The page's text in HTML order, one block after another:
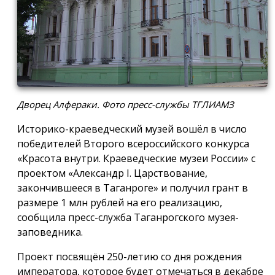
Дворец Алфераки. Фото пресс-службы ТГЛИАМЗ
Историко-краеведческий музей вошёл в число
победителей Второго всероссийского конкурса
«Красота внутри. Краеведческие музеи России» с
проектом «Александр I. Царствование,
закончившееся в Таганроге» и получил грант в
размере 1 млн рублей на его реализацию,
сообщила пресс-служба Таганрогского музея-
заповедника.
Проект посвящён 250-летию со дня рождения
императора, которое будет отмечаться в декабре